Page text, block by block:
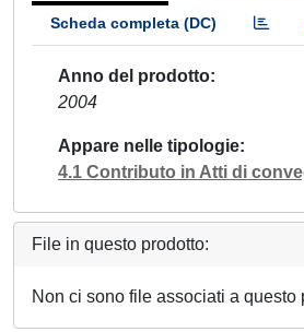
Scheda completa (DC)
Anno del prodotto
2004
Appare nelle tipologie
4.1 Contributo in Atti di
File in questo prodotto:
Non ci sono file associati a questo